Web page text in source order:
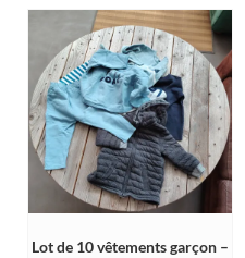
Lot de 10 vêtements garçon –